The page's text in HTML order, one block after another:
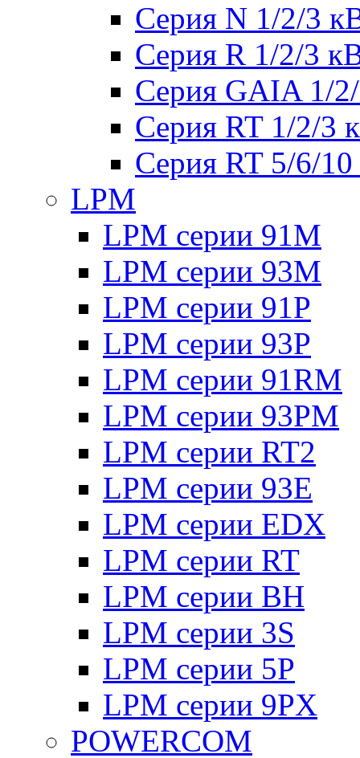
Серия N 1/2/3
Серия R 1/2/3
Серия GAIA 1/
Серия RT 1/2/3
Серия RT 5/6/
LPM
LPM серии 91M
LPM серии 93M
LPM серии 91P
LPM серии 93P
LPM серии 91RM
LPM серии 93PM
LPM серии RT2
LPM серии 93E
LPM серии EDX
LPM серии RT
LPM серии BH
LPM серии 3S
LPM серии 5P
LPM серии 9PX
POWERCOM